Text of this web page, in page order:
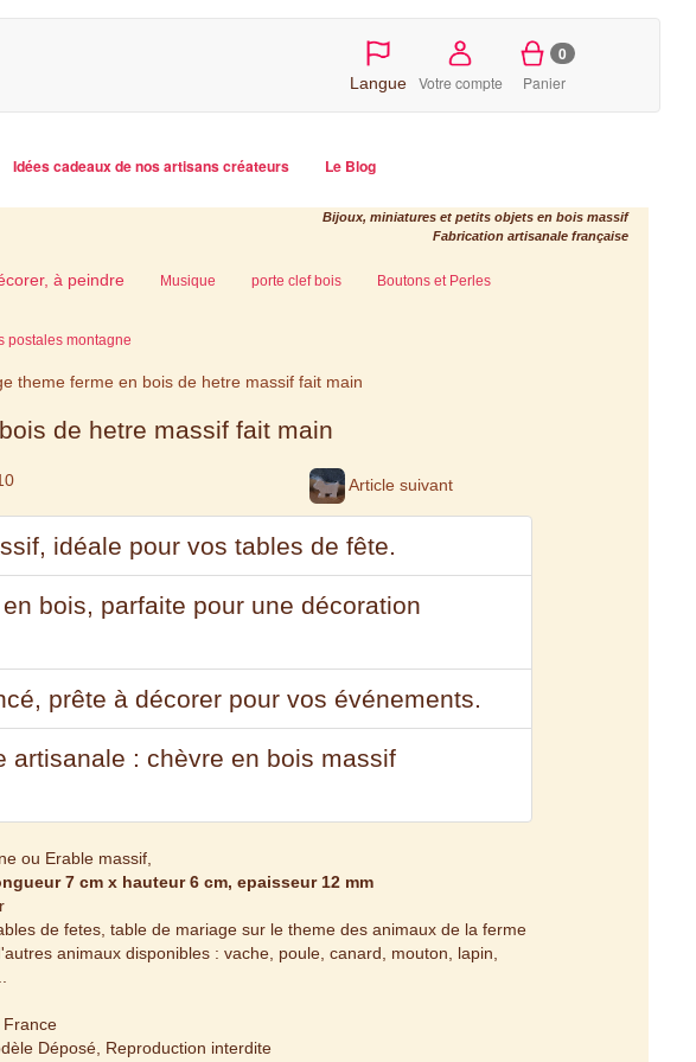
Langue Votre compte
0
Panier
Idées cadeaux de nos artisans créateurs Le Blog
Bijoux, miniatures et petits objets en bois massif
Fabrication artisanale française
à peindre Musique porte clef bois Boutons et Perles
postales montagne
theme ferme en bois de hetre massif fait main
de hetre massif fait main
Article suivant
idéale pour vos tables de fête.
bois, parfaite pour une décoration
prête à décorer pour vos événements.
artisanale : chèvre en bois massif
ou Erable massif,
7 cm x hauteur 6 cm, epaisseur 12 mm
de fetes, table de mariage sur le theme des animaux de la ferme
animaux disponibles : vache, poule, canard, mouton, lapin,
France
Déposé, Reproduction interdite